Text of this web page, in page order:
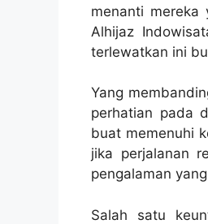
menanti
Alhijaz
terlewatkan ini
Yang
perhatian pada
buat memenuhi
jika perjalanan
pengalaman
Salah satu